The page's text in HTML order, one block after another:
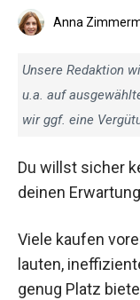
Anna
Unsere Redaktion
u.a. auf
wir ggf. eine
Du willst sicher
deinen
Viele kaufen
lauten,
genug Platz